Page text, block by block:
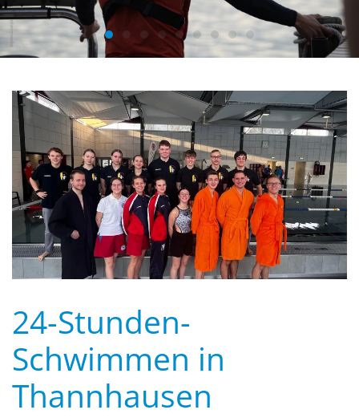
WASSERWACHT STEPPACH
WASSERWACHT STEPPACH
WASSERWACHT STEPPACH
WASSERWACHT STEPPACH
WASSERWACHT STEPPACH
WASSERWACHT
WASSERWACHT
WASSERWACHT
WASSERWACHT
24-Stunden-
Schwimmen in
Thannhausen